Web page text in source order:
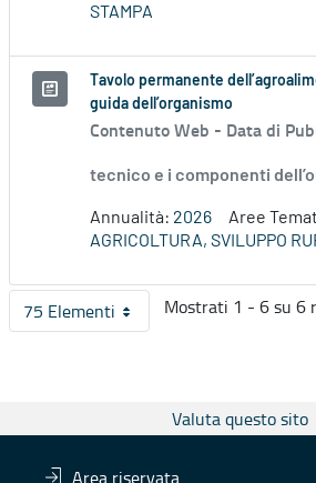
STAMPA
Tavolo permanente
guida dell’organismo
Contenuto Web - Data di
tecnico e i componenti
Annualità: 2026 Aree
AGRICOLTURA, SVILUPPO
75 ElementiPer pagina
Mostrati 1 - 6 su 6
Valuta questo sito
Area riservata